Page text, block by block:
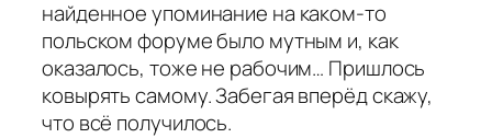
найденное упоминание на каком-то
польском форуме было мутным и, как
оказалось, тоже не рабочим… Пришлось
ковырять самому. Забегая вперёд скажу,
что всё получилось.